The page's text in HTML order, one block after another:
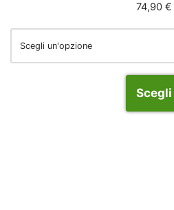
74,90 €
Scegli